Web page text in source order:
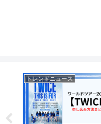
トレンドニュース